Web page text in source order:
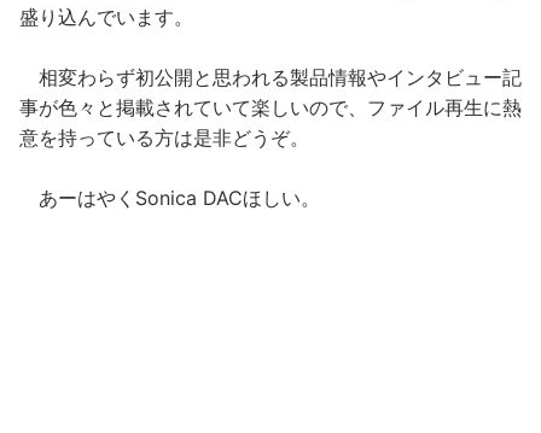
盛り込んでいます。
相変わらず初公開と思われる製品情報やインタビュー記
事が色々と掲載されていて楽しいので、ファイル再生に熱
意を持っている方は是非どうぞ。
あーはやくSonica DACほしい。